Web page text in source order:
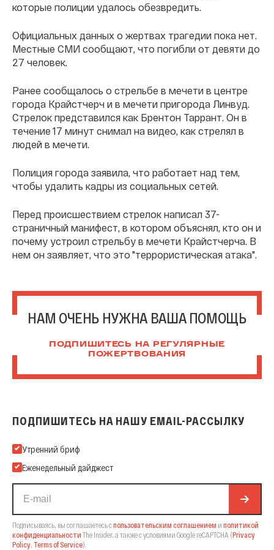
которые полиции удалось обезвредить.
Официальных данных о жертвах трагедии пока нет.
Местные СМИ сообщают, что погибли от девяти до
27 человек.
Ранее сообщалось о стрельбе в мечети в центре
города Крайстчерч и в мечети пригорода Линвуд.
Стрелок представился как Брентон Таррант. Он в
течение 17 минут снимал на видео, как стрелял в
людей в мечети.
Полиция города заявила, что работает над тем,
чтобы удалить кадры из социальных сетей.
Перед происшествием стрелок написал 37-
страничный манифест, в котором объяснял, кто он и
почему устроил стрельбу в мечети Крайстчерча. В
нем он заявляет, что это "террористическая атака".
НАМ ОЧЕНЬ НУЖНА ВАША ПОМОЩЬ
ПОДПИШИТЕСЬ НА РЕГУЛЯРНЫЕ
ПОЖЕРТВОВАНИЯ
ПОДПИШИТЕСЬ НА НАШУ EMAIL-РАССЫЛКУ
Подпишитесь на нашу Email-рассылку
Утренний бриф
Еженедельный дайджест
Подписываясь, вы соглашаетесь спользовательским соглашением и политикой
конфиденциальности The Insider, а также с условиями Google reCAPTCHA (Privacy
Policy Terms of Service).